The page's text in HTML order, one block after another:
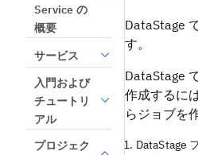
Service の
概要
サービス
入門および
チュートリ
アル
プロジェク
DataStage
す。
DataStage
作成するに
らジョブを
DataStage